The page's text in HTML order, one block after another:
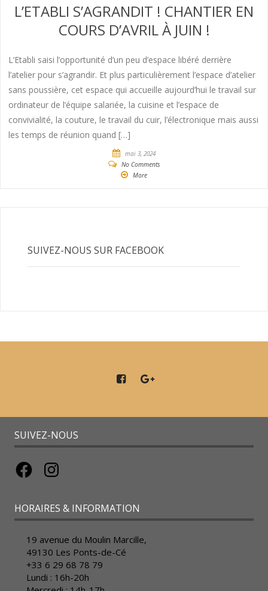
L’ETABLI S’AGRANDIT ! CHANTIER EN
COURS D’AVRIL À JUIN !
L’Etabli saisi l’opportunité d’un peu d’espace libéré derrière
l’atelier pour s’agrandir. Et plus particulièrement l’espace d’atelier
sans poussière, cet espace qui accueille aujourd’hui le travail sur
ordinateur de l’équipe salariée, la cuisine et l’espace de
convivialité, la couture, le travail du cuir, l’électronique mais aussi
les temps de réunion quand […]
mai 3, 2024
No Comments
More
SUIVEZ-NOUS SUR FACEBOOK
SUIVEZ-NOUS
FacebookInstagram
HORAIRES & INFORMATION
19 avenue du Moulin Marcille,
49130 Les Ponts-de-Cé
+33 6 29 68 78 79
Lundi : 16h-20h